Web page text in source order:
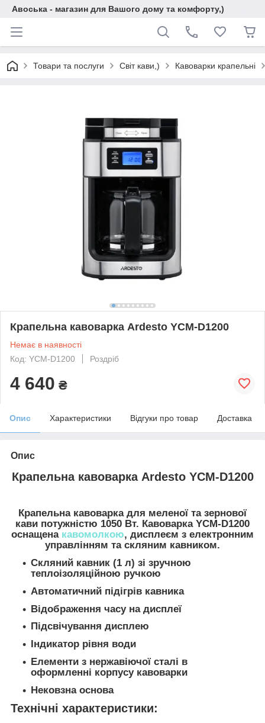
Авоська - магазин для Вашого дому та комфорту,)
Товари та послуги Світ кави,) Кавоварки крапельні
Крапельна кавоварка Ardesto YCM-D1200
Немає в наявності
Код: YCM-D1200
Роздріб
4 640 ₴
Опис Характеристики Відгуки про товар Доставка
Опис
Крапельна кавоварка Ardesto YCM-D1200
Крапельна кавоварка для меленої та зернової
кави потужністю 1050 Вт. Кавоварка YCM-D1200
оснащена кавомолкою, дисплеєм з електронним
управлінням та скляним кавником.
Скляний кавник (1 л) зі зручною
теплоізоляційною ручкою
Автоматичний підігрів кавника
Відображення часу на дисплеї
Підсвічування дисплею
Індикатор рівня води
Елементи з нержавіючої сталі в
оформленні корпусу кавоварки
Нековзна основа
Технічні характеристики: